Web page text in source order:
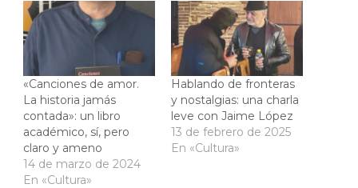
«Canciones de amor.
La historia jamás
contada»: un libro
académico, sí, pero
claro y ameno
14 de marzo de 2024
En «Cultura»
Hablando de fronteras
y nostalgias: una charla
leve con Jaime López
13 de febrero de 2025
En «Cultura»